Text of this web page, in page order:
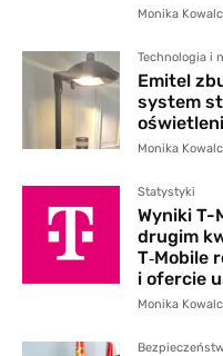
Monika
Technologia i
Emitel
system
Monika
Statystyki
Wyniki T-
drugim
T‑Mobile
i ofercie
Monika